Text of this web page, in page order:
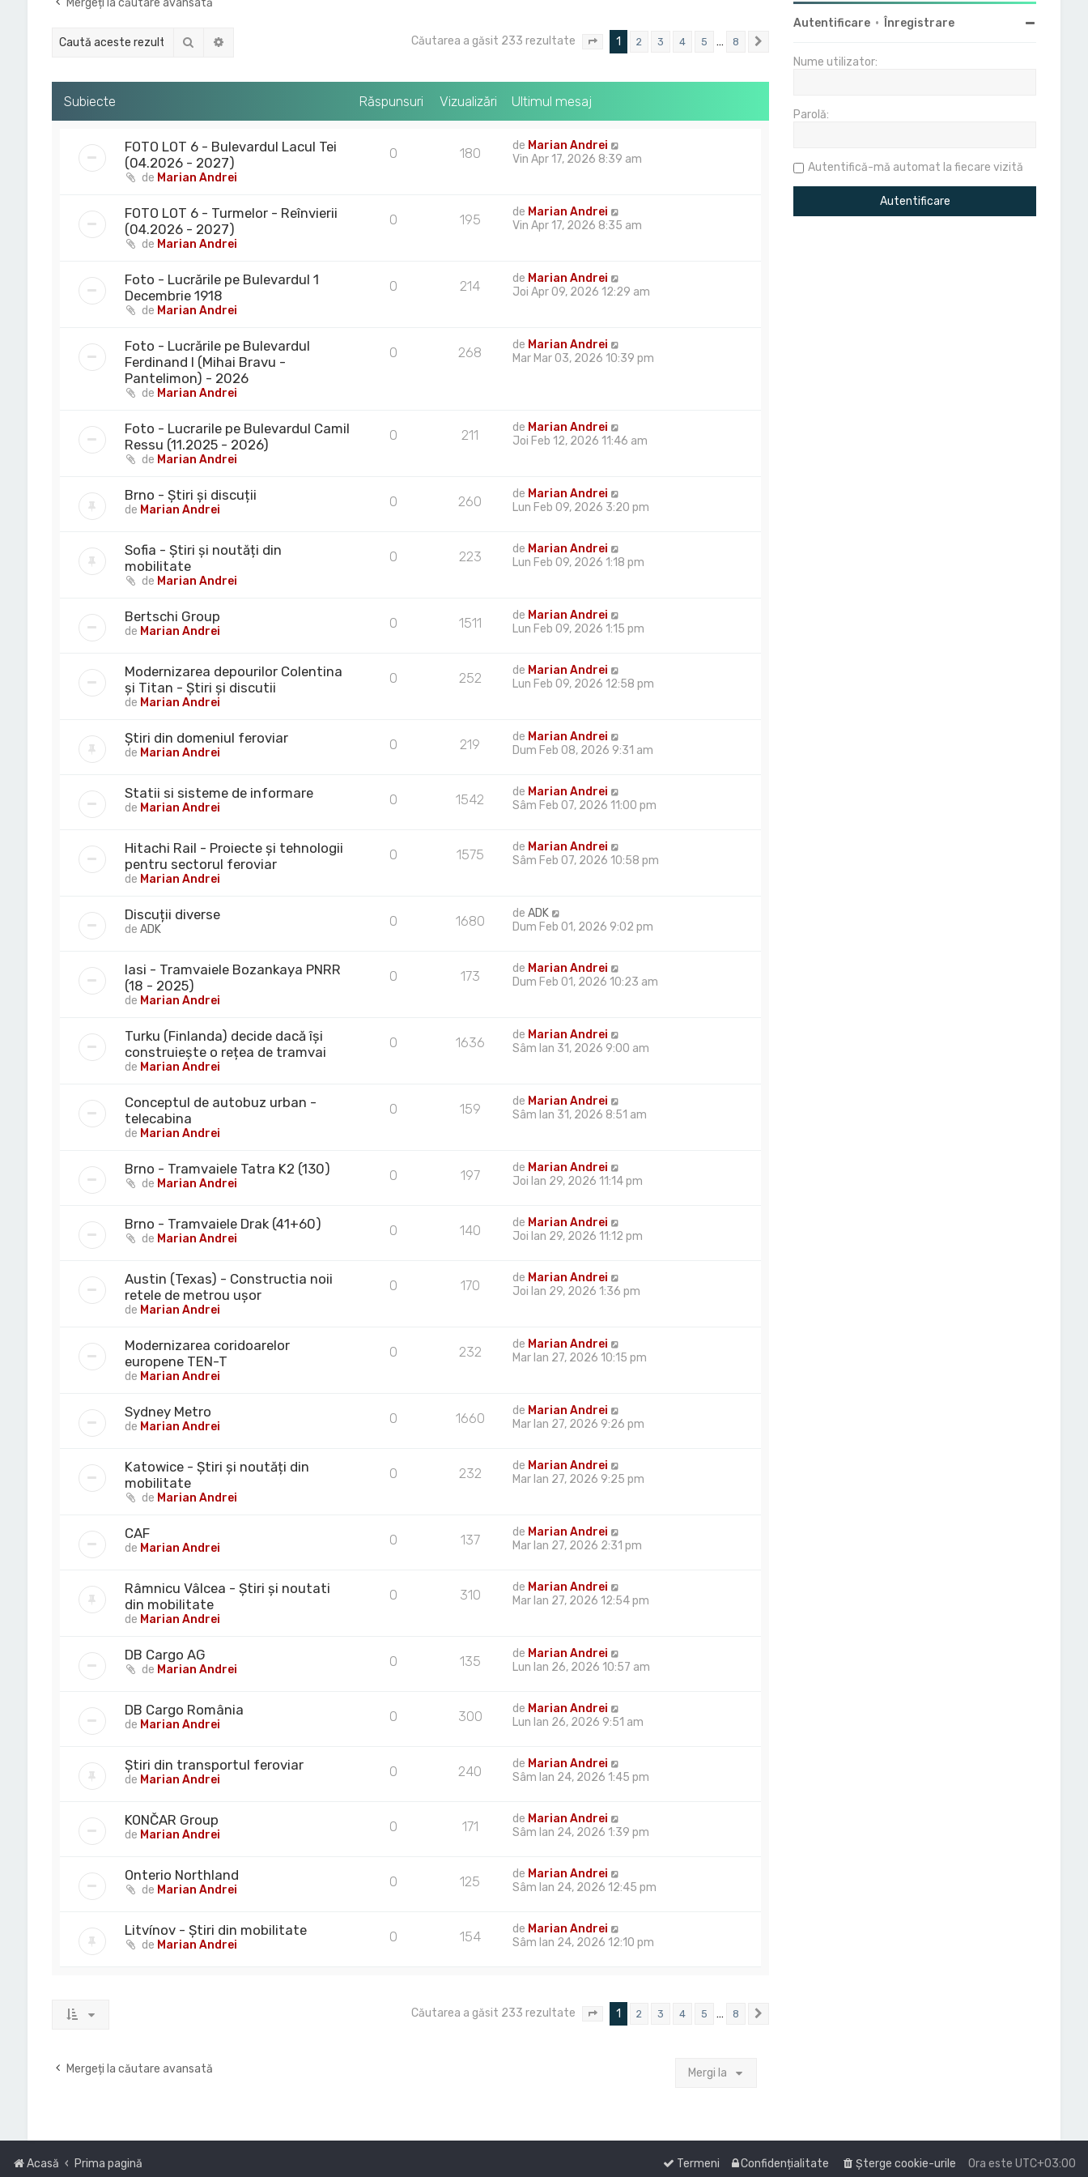
Mergeți la căutare avansată
Căutare Căutarea a găsit 233 rezultate Pagina1din8
1 2 3 4 5 … 8
Subiecte Răspunsuri Vizualizări Ultimul mesaj
FOTO LOT 6 - Bulevardul Lacul Tei
(04.2026 - 2027)
de Marian Andrei
0 180 de Marian Andrei
Vin Apr 17, 2026 8:39 am
FOTO LOT 6 - Turmelor - Reînvierii
(04.2026 - 2027)
de Marian Andrei
0 195 de Marian Andrei
Vin Apr 17, 2026 8:35 am
Foto - Lucrările pe Bulevardul 1
Decembrie 1918
de Marian Andrei
0 214 de Marian Andrei
Joi Apr 09, 2026 12:29 am
Foto - Lucrările pe Bulevardul
Ferdinand I (Mihai Bravu -
Pantelimon) - 2026
de Marian Andrei
0 268 de Marian Andrei
Mar Mar 03, 2026 10:39 pm
Foto - Lucrarile pe Bulevardul Camil
Ressu (11.2025 - 2026)
de Marian Andrei
0 211 de Marian Andrei
Joi Feb 12, 2026 11:46 am
Brno - Știri și discuții
de Marian Andrei
0 260 de Marian Andrei
Lun Feb 09, 2026 3:20 pm
Sofia - Știri și noutăți din
mobilitate
de Marian Andrei
0 223 de Marian Andrei
Lun Feb 09, 2026 1:18 pm
Bertschi Group
de Marian Andrei
0 1511 de Marian Andrei
Lun Feb 09, 2026 1:15 pm
Modernizarea depourilor Colentina
și Titan - Știri și discutii
de Marian Andrei
0 252 de Marian Andrei
Lun Feb 09, 2026 12:58 pm
Știri din domeniul feroviar
de Marian Andrei
0 219 de Marian Andrei
Dum Feb 08, 2026 9:31 am
Statii si sisteme de informare
de Marian Andrei
0 1542 de Marian Andrei
Sâm Feb 07, 2026 11:00 pm
Hitachi Rail - Proiecte și tehnologii
pentru sectorul feroviar
de Marian Andrei
0 1575 de Marian Andrei
Sâm Feb 07, 2026 10:58 pm
Discuții diverse
de ADK
0 1680 deADK
Dum Feb 01, 2026 9:02 pm
Iasi - Tramvaiele Bozankaya PNRR
(18 - 2025)
de Marian Andrei
0 173 de Marian Andrei
Dum Feb 01, 2026 10:23 am
Turku (Finlanda) decide dacă își
construiește o rețea de tramvai
de Marian Andrei
0 1636 de Marian Andrei
Sâm Ian 31, 2026 9:00 am
Conceptul de autobuz urban -
telecabina
de Marian Andrei
0 159 de Marian Andrei
Sâm Ian 31, 2026 8:51 am
Brno - Tramvaiele Tatra K2 (130)
de Marian Andrei
0 197 de Marian Andrei
Joi Ian 29, 2026 11:14 pm
Brno - Tramvaiele Drak (41+60)
de Marian Andrei
0 140 de Marian Andrei
Joi Ian 29, 2026 11:12 pm
Austin (Texas) - Constructia noii
retele de metrou ușor
de Marian Andrei
0 170 de Marian Andrei
Joi Ian 29, 2026 1:36 pm
Modernizarea coridoarelor
europene TEN-T
de Marian Andrei
0 232 de Marian Andrei
Mar Ian 27, 2026 10:15 pm
Sydney Metro
de Marian Andrei
0 1660 de Marian Andrei
Mar Ian 27, 2026 9:26 pm
Katowice - Știri și noutăți din
mobilitate
de Marian Andrei
0 232 de Marian Andrei
Mar Ian 27, 2026 9:25 pm
CAF
de Marian Andrei
0 137 de Marian Andrei
Mar Ian 27, 2026 2:31 pm
Râmnicu Vâlcea - Știri și noutati
din mobilitate
de Marian Andrei
0 310 de Marian Andrei
Mar Ian 27, 2026 12:54 pm
DB Cargo AG
de Marian Andrei
0 135 de Marian Andrei
Lun Ian 26, 2026 10:57 am
DB Cargo România
de Marian Andrei
0 300 de Marian Andrei
Lun Ian 26, 2026 9:51 am
Știri din transportul feroviar
de Marian Andrei
0 240 de Marian Andrei
Sâm Ian 24, 2026 1:45 pm
KONČAR Group
de Marian Andrei
0 171 de Marian Andrei
Sâm Ian 24, 2026 1:39 pm
Onterio Northland
de Marian Andrei
0 125 de Marian Andrei
Sâm Ian 24, 2026 12:45 pm
Litvínov - Știri din mobilitate
de Marian Andrei
0 154 de Marian Andrei
Sâm Ian 24, 2026 12:10 pm
Căutarea a găsit 233 rezultate Pagina1din8
1 2 3 4 5 … 8
Mergeți la căutare avansată Mergi la
Autentificare • Înregistrare
Nume utilizator:
Parolă:
Autentifică-mă automat la fiecare vizită
Acasă Prima pagină Ora este UTC+03:00
Şterge cookie-urile
Confidențialitate
Termeni